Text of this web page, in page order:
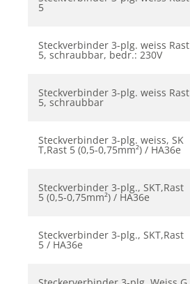
5
Steckverbinder 3-plg. weiss Rast
5, schraubbar, bedr.: 230V
Steckverbinder 3-plg. weiss Rast
5, schraubbar
Steckverbinder 3-plg. weiss, SK
T,Rast 5 (0,5-0,75mm²) / HA36e
Steckverbinder 3-plg., SKT,Rast
5 (0,5-0,75mm²) / HA36e
Steckverbinder 3-plg., SKT,Rast
5 / HA36e